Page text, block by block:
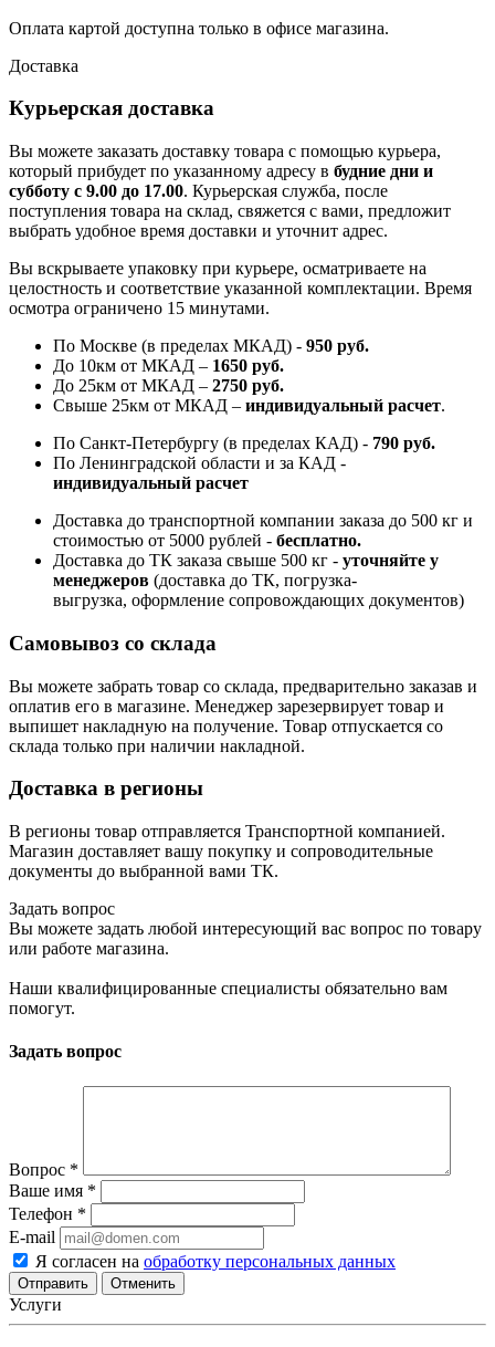
Оплата картой доступна только в офисе магазина.
Доставка
Курьерская доставка
Вы можете заказать доставку товара с помощью курьера,
который прибудет по указанному адресу в будние дни и
субботу с 9.00 до 17.00. Курьерская служба, после
поступления товара на склад, свяжется с вами, предложит
выбрать удобное время доставки и уточнит адрес.
Вы вскрываете упаковку при курьере, осматриваете на
целостность и соответствие указанной комплектации. Время
осмотра ограничено 15 минутами.
По Москве (в пределах МКАД) - 950 руб.
До 10км от МКАД – 1650 руб.
До 25км от МКАД – 2750 руб.
Свыше 25км от МКАД – индивидуальный расчет.
По Санкт-Петербургу (в пределах КАД) - 790 руб.
По Ленинградской области и за КАД -
индивидуальный расчет
Доставка до транспортной компании заказа до 500 кг и
стоимостью от 5000 рублей - бесплатно.
Доставка до ТК заказа свыше 500 кг - уточняйте у
менеджеров (доставка до ТК, погрузка-
выгрузка, оформление сопровождающих документов)
Самовывоз со склада
Вы можете забрать товар со склада, предварительно заказав и
оплатив его в магазине. Менеджер зарезервирует товар и
выпишет накладную на получение. Товар отпускается со
склада только при наличии накладной.
Доставка в регионы
В регионы товар отправляется Транспортной компанией.
Магазин доставляет вашу покупку и сопроводительные
документы до выбранной вами ТК.
Задать вопрос
Вы можете задать любой интересующий вас вопрос по товару
или работе магазина.
Наши квалифицированные специалисты обязательно вам
помогут.
Задать вопрос
Вопрос *
Ваше имя *
Телефон *
E-mail
Я согласен на обработку персональных данных
Отменить
Услуги